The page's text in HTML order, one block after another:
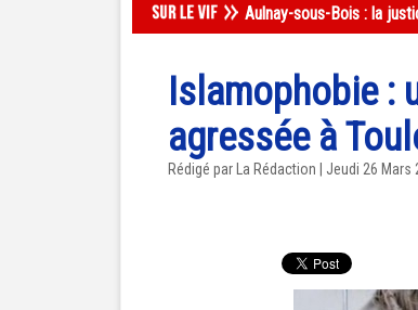
Aulnay-sous-Bois : la
Islamophobie :
agressée à
Rédigé par La Rédaction | Jeudi 26 Mars